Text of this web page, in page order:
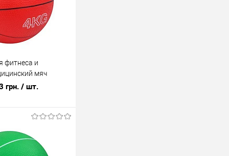
фитнеса и
мяч
Lite 4 кг (MS 4129-
грн. / шт.
К сравнению